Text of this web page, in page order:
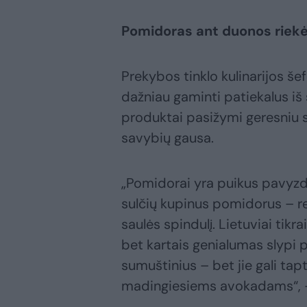
Pomidoras ant duonos
Prekybos tinklo kulinarijos
dažniau gaminti patiekalus
produktai pasižymi geresniu
savybių gausa.
„Pomidorai yra puikus
sulčių kupinus pomidorus –
saulės spindulį. Lietuviai
bet kartais genialumas slypi
sumuštinius – bet jie gali
madingiesiems avokadams“,